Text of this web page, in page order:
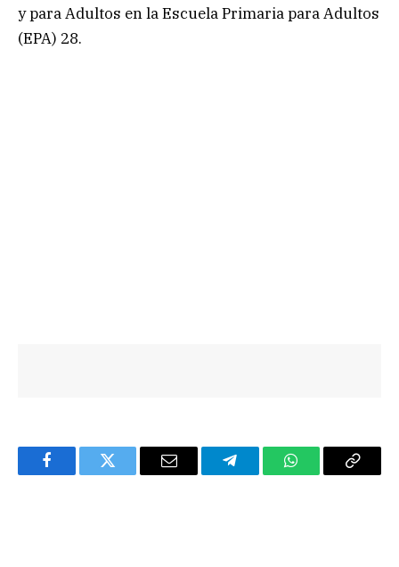
y para Adultos en la Escuela Primaria para Adultos
(EPA) 28.
FacebookTwitter Email TelegramWhatsAppCopy